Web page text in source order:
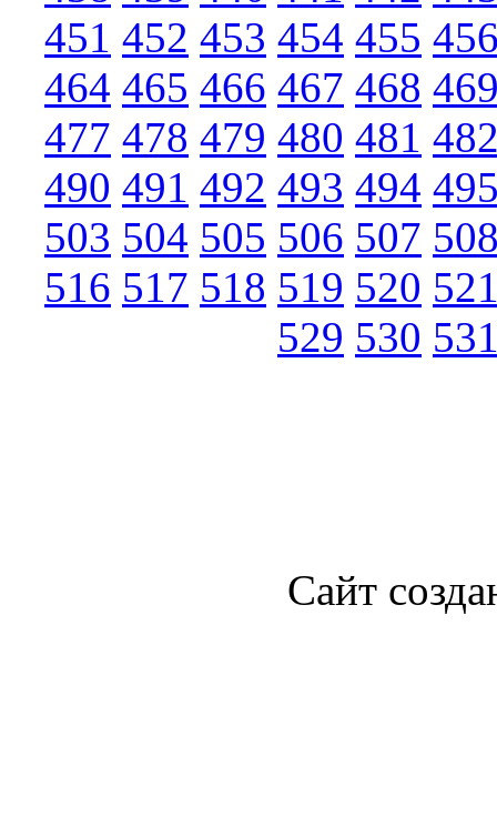
451 452 453 454 455
464 465 466 467 468
477 478 479 480 481
490 491 492 493 494
503 504 505 506 507
516 517 518 519 520
529 530
Сайт